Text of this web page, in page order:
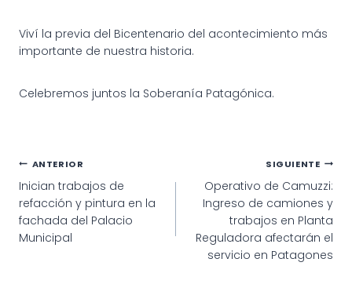
Viví la previa del Bicentenario del acontecimiento más
importante de nuestra historia.
Celebremos juntos la Soberanía Patagónica.
Navegación
de
entradas
ANTERIOR
Inician trabajos de
refacción y pintura en la
fachada del Palacio
Municipal
SIGUIENTE
Operativo de Camuzzi:
Ingreso de camiones y
trabajos en Planta
Reguladora afectarán el
servicio en Patagones